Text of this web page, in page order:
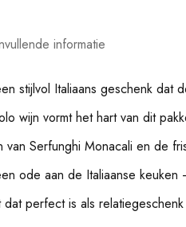
informatie
stijlvol Italiaans geschenk dat
wijn vormt het hart van dit
van Serfunghi Monacali en de
ode aan de Italiaanse
perfect is als